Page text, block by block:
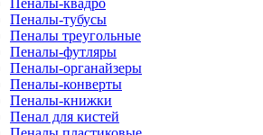
Пеналы-квадро
Пеналы-тубусы
Пеналы треугольные
Пеналы-футляры
Пеналы-органайзеры
Пеналы-конверты
Пеналы-книжки
Пенал для кистей